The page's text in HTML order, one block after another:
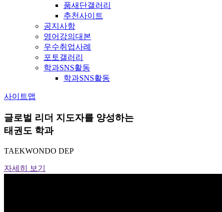
품새단갤러리
추천사이트
공지사항
영어강의대본
우수취업사례
포토갤러리
학과SNS활동
학과SNS활동
사이트맵
글로벌 리더 지도자를 양성하는
태권도 학과
TAEKWONDO DEP
자세히 보기